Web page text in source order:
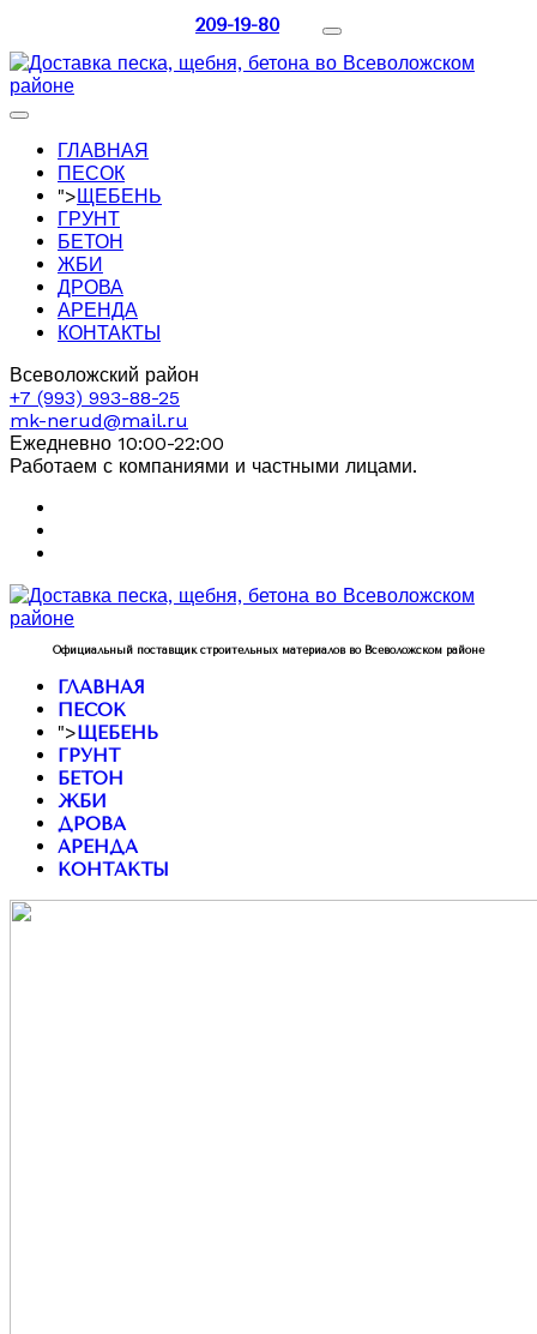
209-19-80
ГЛАВНАЯ
ПЕСОК
">ЩЕБЕНЬ
ГРУНТ
БЕТОН
ЖБИ
ДРОВА
АРЕНДА
КОНТАКТЫ
Всеволожский район
+7 (993) 993-88-25
mk-nerud@mail.ru
Ежедневно 10:00-22:00
Работаем с компаниями и частными лицами.
Официальный поставщик строительных материалов во Всеволожском районе
ГЛАВНАЯ
ПЕСОК
">ЩЕБЕНЬ
ГРУНТ
БЕТОН
ЖБИ
ДРОВА
АРЕНДА
КОНТАКТЫ